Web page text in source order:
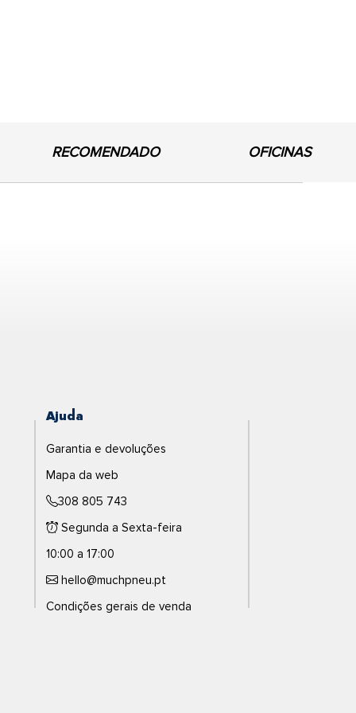
RECOMENDADO OFICINAS
Ajuda
Garantia e devoluções
Mapa da web
308 805 743
Segunda a Sexta-feira
10:00 a 17:00
hello@muchpneu.pt
Condições gerais de venda